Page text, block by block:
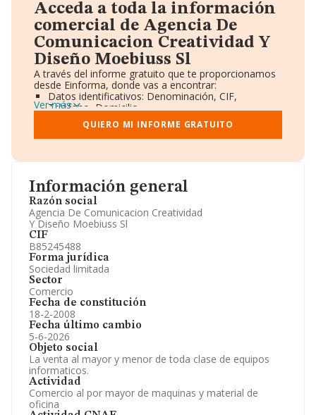
Información general
Razón social
Agencia De Comunicacion Creatividad
Y Diseño Moebiuss Sl
CIF
B85245488
Forma jurídica
Sociedad limitada
Sector
Comercio
Fecha de constitución
18-2-2008
Fecha último cambio
5-6-2026
Objeto social
La venta al mayor y menor de toda clase de equipos
informaticos.
Actividad
Comercio al por mayor de maquinas y material de
oficina
Acceda a toda la información
comercial de Agencia De
Comunicacion Creatividad Y
Diseño Moebiuss Sl
A través del informe gratuito que te proporcionamos
desde Einforma, donde vas a encontrar:
Datos identificativos: Denominación, CIF,
Teléfono, Domicilio.
Informe Mercantil Completo (BORME).
Gráficos de Evolución Ventas y Empleados.
Consejo de Administración y Administradores.
Accionistas.
Artículos de prensa publicados sobre la empresa.
Información oficial y registral complementaria.
Ver más
QUIERO MI INFORME GRATUITO